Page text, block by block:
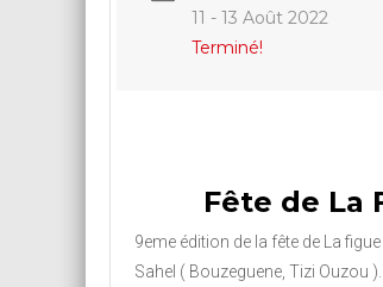
11 - 13 Août 2022
Terminé!
Fête de La
9eme édition de la fête de La
Sahel ( Bouzeguene, Tizi Ouzou ).